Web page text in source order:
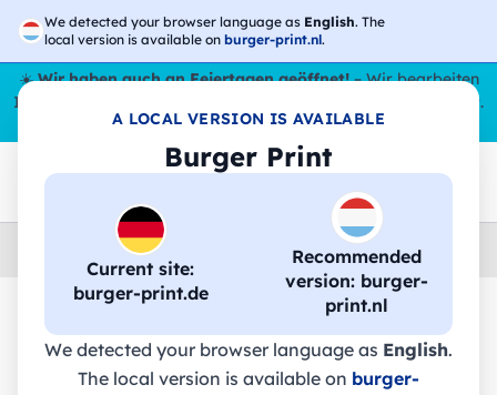
We detected your browser language as English. The
local version is available on burger-print.nl.
A LOCAL VERSION IS AVAILABLE
Burger Print
Current site:
burger-print.de
Recommended
version: burger-
print.nl
We detected your browser language as English.
The local version is available on burger-
☀️Wir haben auch an Feiertagen geöffnet!– Wir bearbeiten
Ihre Bestellungen den ganzen Sommer über,
sogar im August.
😎🌴
Zubehoer taschen-personalisiert
🔥 -30 % DTF-Druck